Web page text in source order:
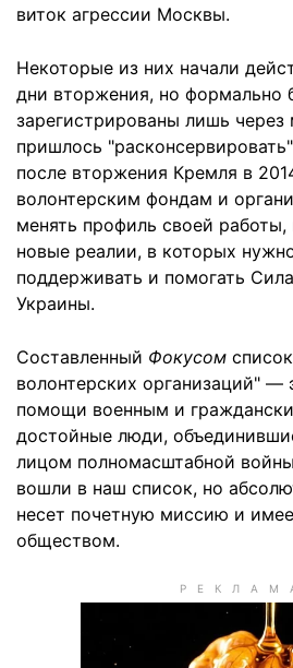
виток агрессии Москвы.
Некоторые из них начали
дни вторжения, но формально
зарегистрированы лишь
пришлось
после вторжения Кремля в
волонтерским фондам и
менять профиль своей
новые реалии, в которых
поддерживать и помогать
Украины.
Составленный Фокусом
волонтерских организаций" —
помощи военным и
достойные люди,
лицом полномасштабной
вошли в наш список, но
несет почетную миссию и
обществом.